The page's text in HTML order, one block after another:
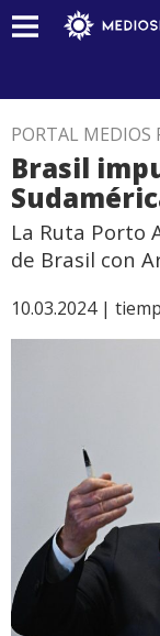
PORTAL MEDIOS
Brasil
La Ruta Porto
de Brasil con
10.03.2024 |